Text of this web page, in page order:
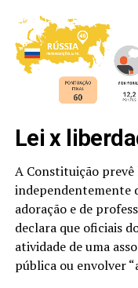
Lei x
A Constituição
independentemente
adoração e de
declara que oficiais
atividade de uma
pública ou envolver